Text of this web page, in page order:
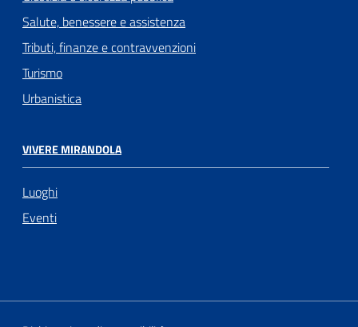
Salute, benessere e assistenza
Tributi, finanze e contravvenzioni
Turismo
Urbanistica
VIVERE MIRANDOLA
Luoghi
Eventi